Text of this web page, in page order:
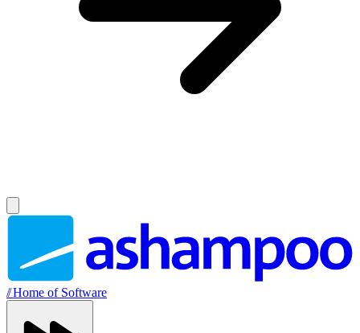
//Home of Software